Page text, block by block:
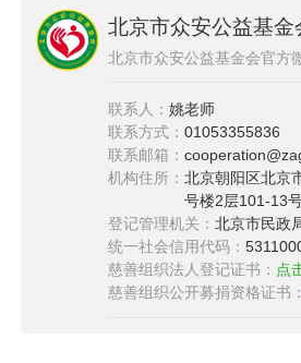
一束微光，照亮了她迷茫的内
定了求学的信念。
进入大学后，即便专业课程充
未松懈。课堂上她专注听讲、
泡在图书馆补充知识，寒暑期
勤工俭学的收入补贴家用，以
力。此外，她还积极参与学校
从学科竞赛到志愿服务，每一
习和心理状态上有明显提升。
北京市众安公益基金
北京市众安公益基金会官方
联系人：姚老师
联系方式：01053355836
联系邮箱：
机构住所：北京朝阳区北京
号楼2层101-13
登记管理机关：北京市民政
统一社会信用代码：
慈善组织法人登记证书： 点
慈善组织公开募捐资格证书：